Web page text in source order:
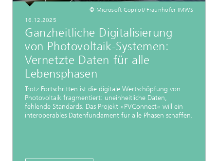
© Microsoft Copilot/ Fraunhofer IMWS
16.12.2025
Ganzheitliche Digitalisierung
von Photovoltaik-Systemen:
Vernetzte Daten für alle
Lebensphasen
Trotz Fortschritten ist die digitale Wertschöpfung von
Photovoltaik fragmentiert: uneinheitliche Daten,
fehlende Standards. Das Projekt »PVConnect« will ein
interoperables Datenfundament für alle Phasen schaffen.